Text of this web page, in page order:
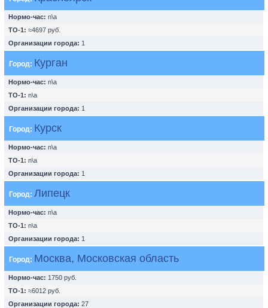
Нормо-час: n\a
ТО-1: ≈4697 руб.
Организации города: 1
Город: Курган
Нормо-час: n\a
ТО-1: n\a
Организации города: 1
Город: Курск
Нормо-час: n\a
ТО-1: n\a
Организации города: 1
Город: Липецк
Нормо-час: n\a
ТО-1: n\a
Организации города: 1
Город: Москва, Московская область
Нормо-час: 1750 руб.
ТО-1: ≈6012 руб.
Организации города: 27